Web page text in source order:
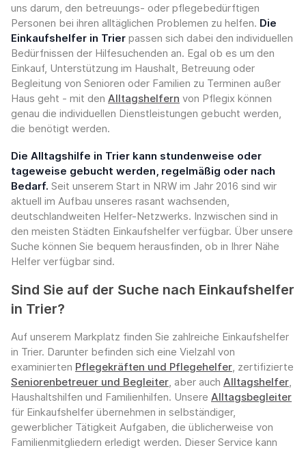
uns darum, den betreuungs- oder pflegebedürftigen
Personen bei ihren alltäglichen Problemen zu helfen. Die
Einkaufshelfer in Trier passen sich dabei den individuellen
Bedürfnissen der Hilfesuchenden an. Egal ob es um den
Einkauf, Unterstützung im Haushalt, Betreuung oder
Begleitung von Senioren oder Familien zu Terminen außer
Haus geht - mit den Alltagshelfern von Pflegix können
genau die individuellen Dienstleistungen gebucht werden,
die benötigt werden.
Die Alltagshilfe in Trier kann stundenweise oder
tageweise gebucht werden, regelmäßig oder nach
Bedarf. Seit unserem Start in NRW im Jahr 2016 sind wir
aktuell im Aufbau unseres rasant wachsenden,
deutschlandweiten Helfer-Netzwerks. Inzwischen sind in
den meisten Städten Einkaufshelfer verfügbar. Über unsere
Suche können Sie bequem herausfinden, ob in Ihrer Nähe
Helfer verfügbar sind.
Sind Sie auf der Suche nach Einkaufshelfer
in Trier?
Auf unserem Markplatz finden Sie zahlreiche Einkaufshelfer
in Trier. Darunter befinden sich eine Vielzahl von
examinierten Pflegekräften und Pflegehelfer, zertifizierte
Seniorenbetreuer und Begleiter, aber auch Alltagshelfer,
Haushaltshilfen und Familienhilfen. Unsere Alltagsbegleiter
für Einkaufshelfer übernehmen in selbständiger,
gewerblicher Tätigkeit Aufgaben, die üblicherweise von
Familienmitgliedern erledigt werden. Dieser Service kann